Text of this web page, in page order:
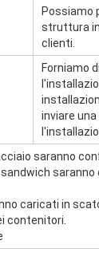
Possiamo
struttura
clienti.
Forniamo
inviare
saranno
saranno
caricati in
contenitori.